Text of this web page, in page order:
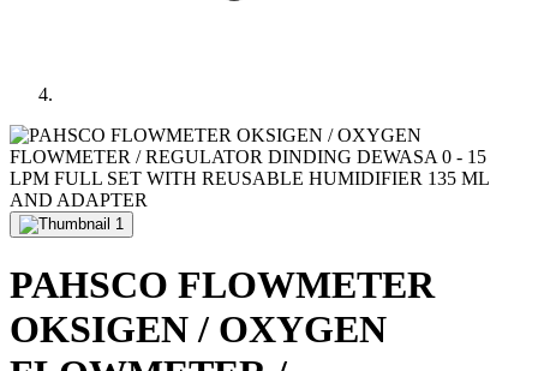
PAHSCO FLOWMETER
OKSIGEN / OXYGEN